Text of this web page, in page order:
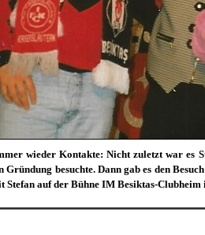
wieder Kontakte: Nicht zuletzt war es
Gründung besuchte. Dann gab es den
Stefan auf der Bühne IM Besiktas-